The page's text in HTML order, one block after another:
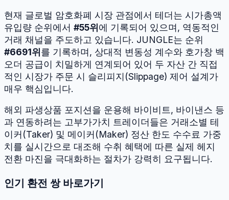
현재 글로벌 암호화폐 시장 관점에서 테더는 시가총액
유입량 순위에서 #55위에 기록되어 있으며, 역동적인
거래 채널을 주도하고 있습니다. JUNGLE는 순위
#6691위를 기록하며, 상대적 변동성 계수와 호가창 백
오더 공급이 치밀하게 연계되어 있어 두 자산 간 직접
적인 시장가 주문 시 슬리피지(Slippage) 제어 설계가
매우 핵심입니다.
해외 파생상품 포지션을 운용해 바이비트, 바이낸스 등
과 연동하려는 고부가가치 트레이더들은 거래소별 테
이커(Taker) 및 메이커(Maker) 정산 한도 수수료 가중
치를 실시간으로 대조해 수취 혜택에 따른 실제 헤지
전환 마진을 극대화하는 절차가 강력히 요구됩니다.
인기 환전 쌍 바로가기